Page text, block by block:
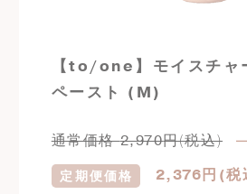
【to/one】モイスチャ
ペースト (M)
通常価格2,970円(税込)
定期便価格 2,376 円(税